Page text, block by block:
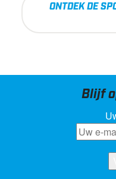
ONTDEK DE
Blijf